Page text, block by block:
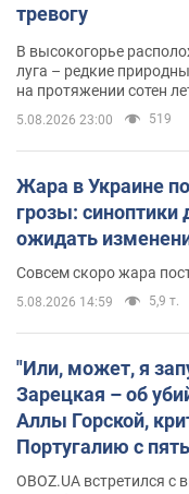
тревогу
В высокогорье
луга – редкие
на протяжении сотен
5.08.2026 23:00 519
Жара в Украине
грозы: синоптики
ожидать
Совсем скоро жара
5.08.2026 14:59 5,9 т.
"Или, может, я
Зарецкая – об
Аллы Горской,
Португалию с
OBOZ.UA встретился